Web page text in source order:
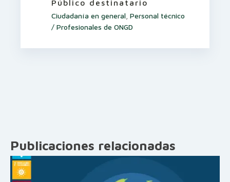
Público destinatario
Ciudadanía en general Personal técnico
/ Profesionales de ONGD
Publicaciones relacionadas